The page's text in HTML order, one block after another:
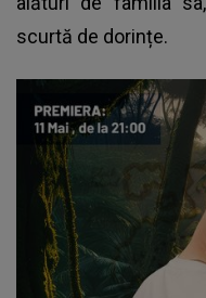
scurtă de dorințe.